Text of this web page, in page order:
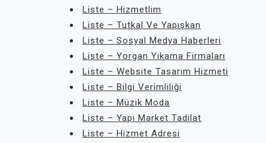
Liste – Hizmetlim
Liste – Tutkal Ve Yapışkan
Liste – Sosyal Medya Haberleri
Liste – Yorgan Yıkama Firmaları
Liste – Website Tasarım Hizmeti
Liste – Bilgi Verimliliği
Liste – Müzik Moda
Liste – Yapı Market Tadilat
Liste – Hizmet Adresi